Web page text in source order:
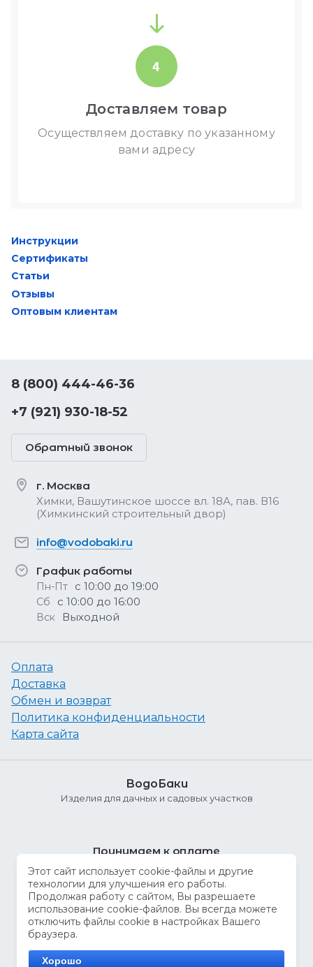
4
Доставляем товар
Осуществляем доставку по указанному
вами адресу
Инструкции
Сертификаты
Статьи
Отзывы
Оптовым клиентам
8 (800) 444-46-36
+7 (921) 930-18-52
Обратный звонок
г. Москва
Химки, Вашутинское шоссе вл. 18А, пав. В16
(Химкинский строительный двор)
info@vodobaki.ru
График работы
Пн-Пт с 10:00 до 19:00
Сб с 10:00 до 16:00
Вск Выходной
Оплата
Доставка
Обмен и возврат
Политика конфиденциальности
Карта сайта
ВодоБаки
Изделия для дачных и садовых участков
Принимаем к оплате
© 2011 - 2026 ВодоБаки
Этот сайт использует cookie-файлы и другие
технологии для улучшения его работы.
Продолжая работу с сайтом, Вы разрешаете
использование cookie-файлов. Вы всегда можете
отключить файлы cookie в настройках Вашего
браузера.
Хорошо